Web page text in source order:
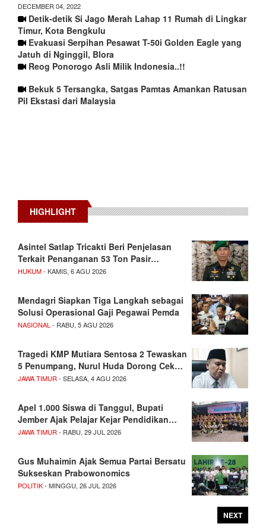
DECEMBER 04, 2022
Detik-detik Si Jago Merah Lahap 11 Rumah di Lingkar
Timur, Kota Bengkulu
Evakuasi Serpihan Pesawat T-50i Golden Eagle yang
Jatuh di Nginggil, Blora
Reog Ponorogo Asli Milik Indonesia..!!
Bekuk 5 Tersangka, Satgas Pamtas Amankan Ratusan
Pil Ekstasi dari Malaysia
HIGHLIGHT
Asintel Satlap Tricakti Beri Penjelasan
Terkait Penanganan 53 Ton Pasir…
HUKUM- KAMIS, 6 AGU 2026
Mendagri Siapkan Tiga Langkah sebagai
Solusi Operasional Gaji Pegawai Pemda
NASIONAL - RABU, 5 AGU 2026
Tragedi KMP Mutiara Sentosa 2 Tewaskan
5 Penumpang, Nurul Huda Dorong Cek…
JAWA TIMUR - SELASA, 4 AGU 2026
Apel 1.000 Siswa di Tanggul, Bupati
Jember Ajak Pelajar Kejar Pendidikan…
JAWA TIMUR - RABU, 29 JUL 2026
Gus Muhaimin Ajak Semua Partai Bersatu
Sukseskan Prabowonomics
POLITIK- MINGGU, 26 JUL 2026
NEXT